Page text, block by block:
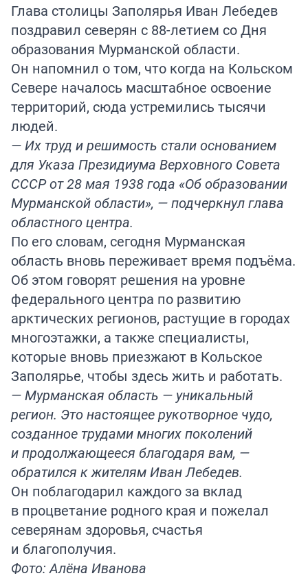
Глава столицы Заполярья Иван Лебедев
поздравил северян с 88-летием со Дня
образования Мурманской области.
Он напомнил о том, что когда на Кольском
Севере началось масштабное освоение
территорий, сюда устремились тысячи
людей.
— Их труд и решимость стали основанием
для Указа Президиума Верховного Совета
СССР от 28 мая 1938 года «Об образовании
Мурманской области», — подчеркнул глава
областного центра.
По его словам, сегодня Мурманская
область вновь переживает время подъёма.
Об этом говорят решения на уровне
федерального центра по развитию
арктических регионов, растущие в городах
многоэтажки, а также специалисты,
которые вновь приезжают в Кольское
Заполярье, чтобы здесь жить и работать.
— Мурманская область — уникальный
регион. Это настоящее рукотворное чудо,
созданное трудами многих поколений
и продолжающееся благодаря вам, —
обратился к жителям Иван Лебедев.
Он поблагодарил каждого за вклад
в процветание родного края и пожелал
северянам здоровья, счастья
и благополучия.
Фото: Алёна Иванова